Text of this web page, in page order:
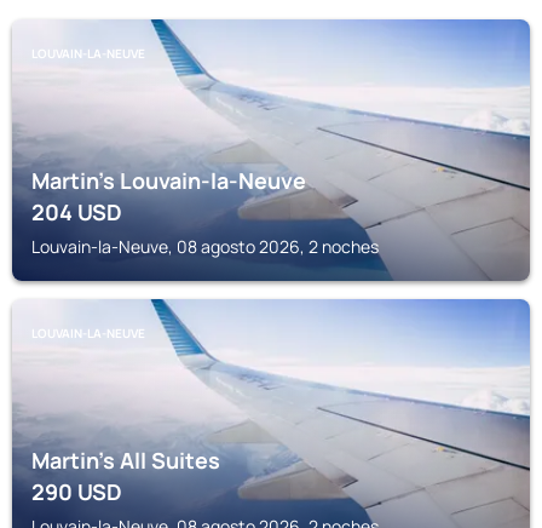
LOUVAIN-LA-NEUVE
Martin's Louvain-la-Neuve
204USD
Louvain-la-Neuve, 08 agosto 2026, 2 noches
LOUVAIN-LA-NEUVE
Martin's All Suites
290USD